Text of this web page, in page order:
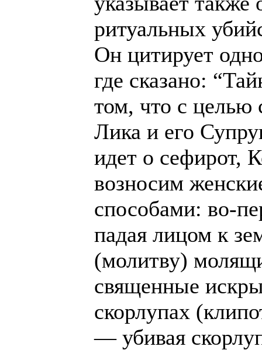
ритуальных
Он цитирует
где сказано:
том, что с целью
Лика и его
идет о сефирот,
возносим
способами: во-
падая лицом к
(молитву)
священные
скорлупах
— убивая